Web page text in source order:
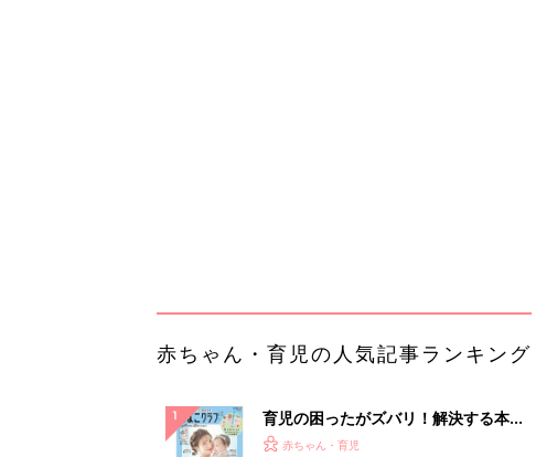
いたまま放置…」実は危険信号？イン
プラント始...
PR（あんしんインプラント）